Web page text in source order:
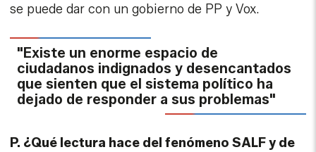
se puede dar con un gobierno de PP y Vox.
"Existe un enorme espacio de
ciudadanos indignados y desencantados
que sienten que el sistema político ha
dejado de responder a sus problemas"
P. ¿Qué lectura hace del fenómeno SALF y de